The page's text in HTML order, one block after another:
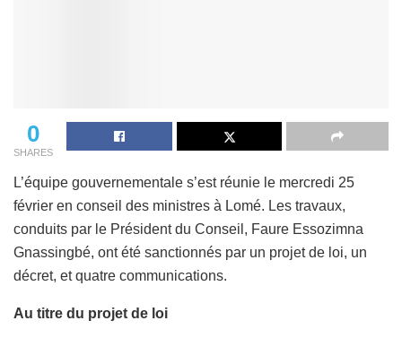
0
SHARES
L’équipe gouvernementale s’est réunie le mercredi 25
février en conseil des ministres à Lomé. Les travaux,
conduits par le Président du Conseil, Faure Essozimna
Gnassingbé, ont été sanctionnés par un projet de loi, un
décret, et quatre communications.
Au titre du projet de loi